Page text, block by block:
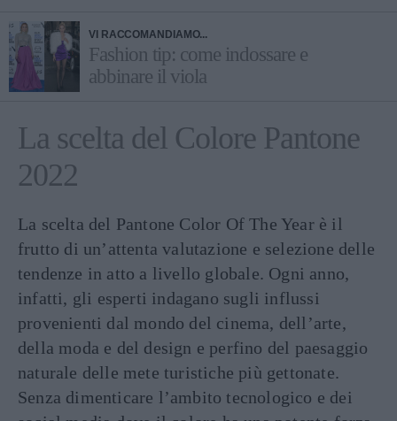
VI RACCOMANDIAMO...
Fashion tip: come indossare e
abbinare il viola
La scelta del Colore Pantone
2022
La scelta del Pantone Color Of The Year è il
frutto di un’attenta valutazione e selezione delle
tendenze in atto a livello globale. Ogni anno,
infatti, gli esperti indagano sugli influssi
provenienti dal mondo del cinema, dell’arte,
della moda e del design e perfino del paesaggio
naturale delle mete turistiche più gettonate.
Senza dimenticare l’ambito tecnologico e dei